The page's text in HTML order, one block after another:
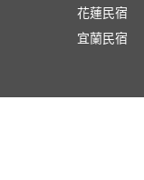
花蓮民宿
宜蘭民宿